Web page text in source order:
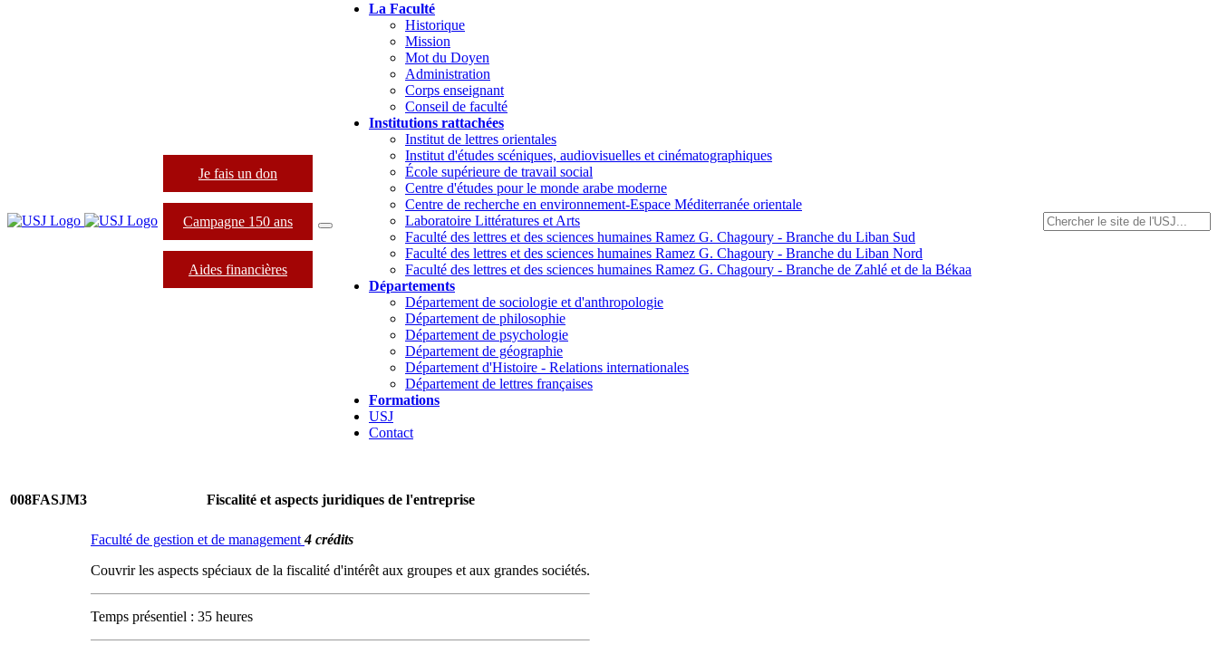
Je fais un don
Campagne 150 ans
Aides financières
La Faculté
Historique
Mission
Mot du Doyen
Administration
Corps enseignant
Conseil de faculté
Institutions rattachées
Institut de lettres orientales
Institut d'études scéniques, audiovisuelles et cinématographiques
École supérieure de travail social
Centre d'études pour le monde arabe moderne
Centre de recherche en environnement-Espace Méditerranée orientale
Laboratoire Littératures et Arts
Faculté des lettres et des sciences humaines Ramez G. Chagoury - Branche du Liban Sud
Faculté des lettres et des sciences humaines Ramez G. Chagoury - Branche du Liban Nord
Faculté des lettres et des sciences humaines Ramez G. Chagoury - Branche de Zahlé et de la Békaa
Départements
Département de sociologie et d'anthropologie
Département de philosophie
Département de psychologie
Département de géographie
Département d'Histoire - Relations internationales
Département de lettres françaises
Formations
USJ
Contact
008FASJM3 Fiscalité et aspects juridiques de l'entreprise
Faculté de gestion et de management4 crédits
Couvrir les aspects spéciaux de la fiscalité d'intérêt aux groupes et aux grandes sociétés.
Temps présentiel : 35 heures